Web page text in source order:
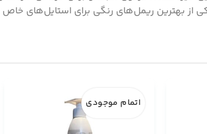
از بهترین ریمل‌های رنگی برای استایل‌های
اتمام موجودی